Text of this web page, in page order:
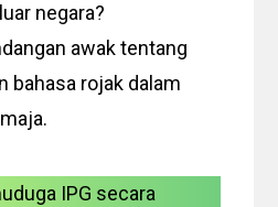
negara?
awak tentang
bahasa rojak dalam
IPG secara